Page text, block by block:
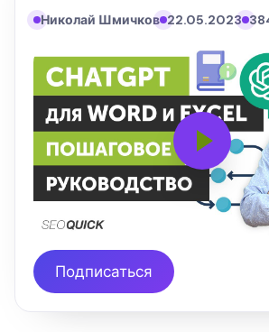
Николай Шмичков 22.05.2023
Подписаться